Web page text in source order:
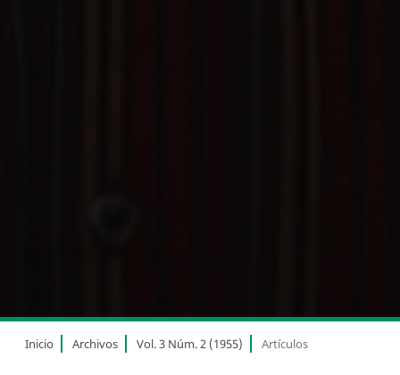
Inicio Archivos Vol. 3 Núm. 2 (1955) Artículos